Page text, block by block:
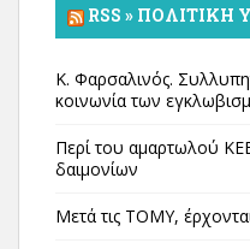
RSS » ΠΟΛΙΤΙΚΉ
Κ. Φαρσαλινός.
κοινωνία των
Περί του αμαρτωλού
δαιμονίων
Μετά τις ΤΟΜΥ,